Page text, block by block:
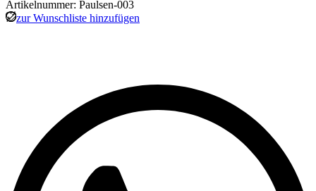
Artikelnummer: Paulsen-003
zur Wunschliste hinzufügen